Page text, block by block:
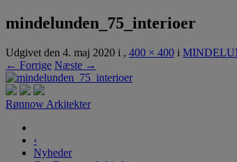
mindelunden_75_interioer
Udgivet den 4. maj 2020 i , 400 × 400 i
← Forrige Næste →
Rønnow Arkitekter
‹
Nyheder